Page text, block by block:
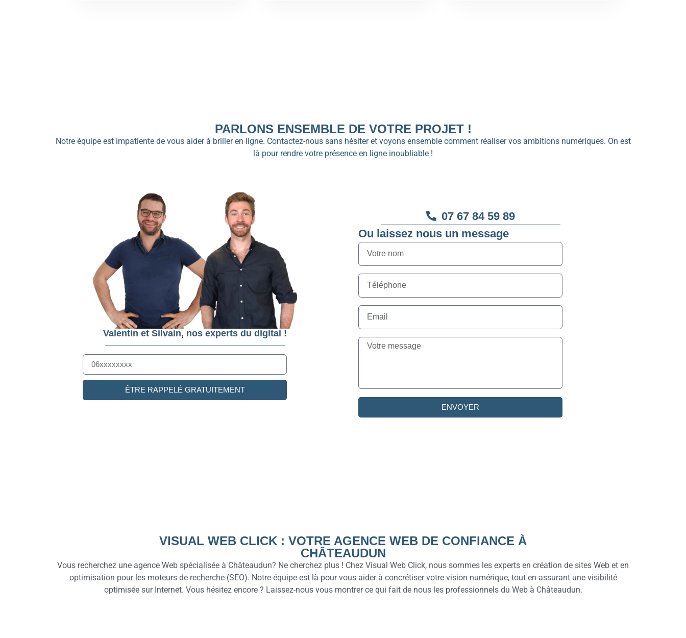
PARLONS ENSEMBLE DE VOTRE PROJET !
Notre équipe est impatiente de vous aider à briller en ligne. Contactez-nous sans hésiter et voyons ensemble comment réaliser vos ambitions numériques. On est
là pour rendre votre présence en ligne inoubliable !
Valentin et Silvain, nos experts du digital !
ÊTRE RAPPELÉ GRATUITEMENT
07 67 84 59 89
Ou laissez nous un message
ENVOYER
VISUAL WEB CLICK : VOTRE AGENCE WEB DE CONFIANCE À
CHÂTEAUDUN
Vous recherchez une agence Web spécialisée à Châteaudun? Ne cherchez plus ! Chez Visual Web Click, nous sommes les experts en création de sites Web et en
optimisation pour les moteurs de recherche (SEO). Notre équipe est là pour vous aider à concrétiser votre vision numérique, tout en assurant une visibilité
optimisée sur Internet. Vous hésitez encore ? Laissez-nous vous montrer ce qui fait de nous les professionnels du Web à Châteaudun.